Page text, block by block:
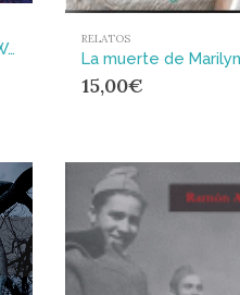
Cuentos de Virginia Woolf
RELATOS
15,00€